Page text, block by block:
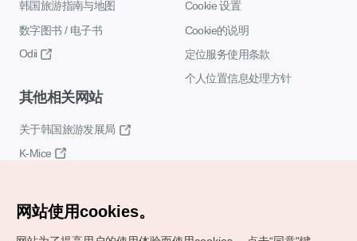
韩国旅游指南与地图
数字图书 / 电子书
Odii
Cookie 设置
Cookie的说明
定位服务使用条款
个人位置信息处理方针
其他相关网站
关于韩国旅游发展局
K-Mice
网站使用cookies。